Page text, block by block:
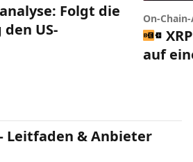
Folgt die
US-
On-
auf
Leitfaden & Anbieter